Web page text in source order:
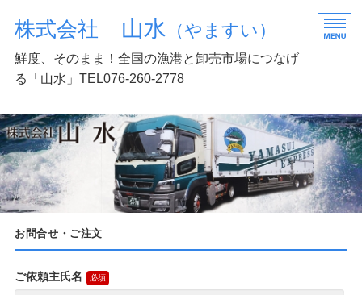
株式会社 山水 （やますい）
鮮度、そのまま！全国の漁港と卸売市場につなげ
る「山水」TEL076-260-2778
TOP
業務案内
お問い合わせ
会社概要
お問合せ・ご注文
ご依頼主氏名